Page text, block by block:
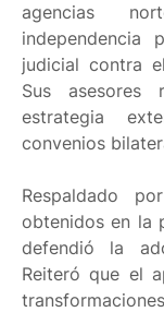
agencias
judicial contra
Sus
estrategia
convenios
Respaldado
obtenidos en la
defendió la
Reiteró que el